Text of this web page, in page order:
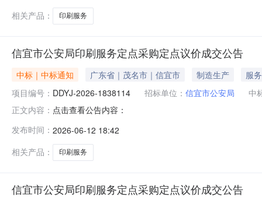
相关产品：
印刷服务
信宜市公安局印刷服务定点采购定点议价成交公告
中标｜中标通知 广东省｜茂名市｜信宜市 制造生产
服务
项目编号： DDYJ-2026-1838114 招标单位： 信宜市公安局
中
正文内容： 点击查看公告内容：
发布时间： 2026-06-12 18:42
相关产品：
印刷服务
信宜市公安局印刷服务定点采购定点议价成交公告